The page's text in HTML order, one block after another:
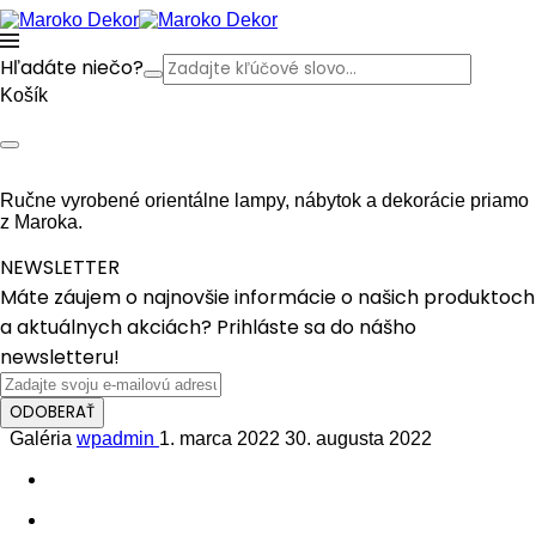
Hľadáte niečo?
Košík
Ručne vyrobené orientálne lampy, nábytok a dekorácie priamo
z Maroka.
NEWSLETTER
Máte záujem o najnovšie informácie o našich produktoch
a aktuálnych akciách? Prihláste sa do nášho
newsletteru!
ODOBERAŤ
Galéria wpadmin 1. marca 2022 30. augusta 2022